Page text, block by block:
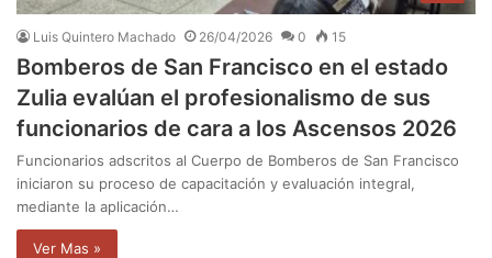
Luis Quintero Machado 26/04/2026 0 15
Bomberos de San Francisco en el estado
Zulia evalúan el profesionalismo de sus
funcionarios de cara a los Ascensos 2026
Funcionarios adscritos al Cuerpo de Bomberos de San Francisco
iniciaron su proceso de capacitación y evaluación integral,
mediante la aplicación…
Ver Mas »